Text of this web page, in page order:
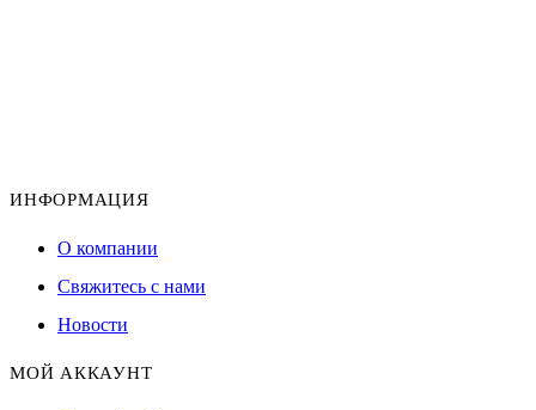
ИНФОРМАЦИЯ
О компании
Свяжитесь с нами
Новости
МОЙ АККАУНТ